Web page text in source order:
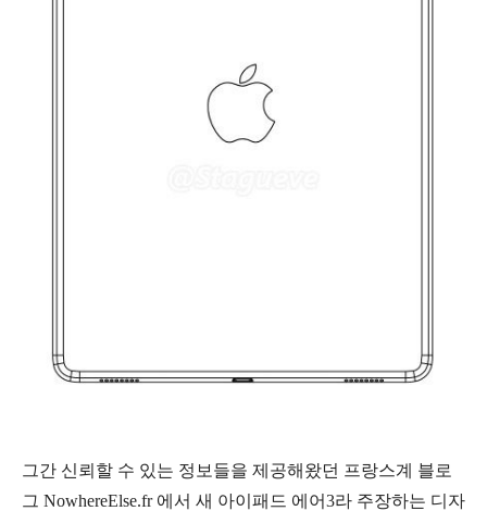
그간 신뢰할 수 있는 정보들을 제공해왔던 프랑스계 블로
그 NowhereElse.fr 에서 새 아이패드 에어3라 주장하는 디자